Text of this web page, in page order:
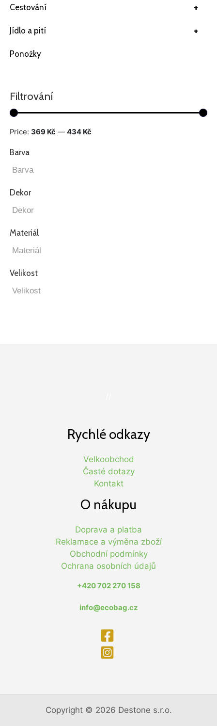
+
Cestování
+
Jídlo a pití
Ponožky
Filtrování
Price: 369 Kč — 434 Kč
Barva
Dekor
Materiál
Velikost
Rychlé odkazy
Velkoobchod
Časté dotazy
Kontakt
O nákupu
Doprava a platba
Reklamace a výměna zboží
Obchodní podmínky
Ochrana osobních údajů
+420 702 270 158
info@ecobag.cz
Copyright © 2026 Destone s.r.o.